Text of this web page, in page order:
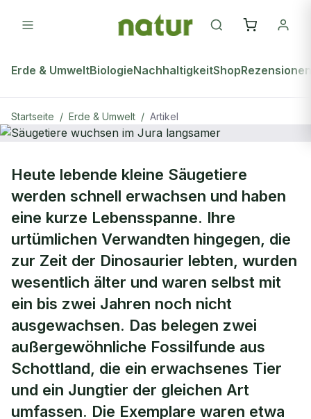
Erde & UmweltBiologieNachhaltigkeitShopRezensionen
Startseite / Erde & Umwelt / Artikel
Säugetiere wuchsen im Jura
langsamer
Heute lebende kleine Säugetiere
werden schnell erwachsen und haben
eine kurze Lebensspanne. Ihre
urtümlichen Verwandten hingegen, die
zur Zeit der Dinosaurier lebten, wurden
wesentlich älter und waren selbst mit
ein bis zwei Jahren noch nicht
ausgewachsen. Das belegen zwei
außergewöhnliche Fossilfunde aus
Schottland, die ein erwachsenes Tier
und ein Jungtier der gleichen Art
umfassen. Die Exemplare waren etwa